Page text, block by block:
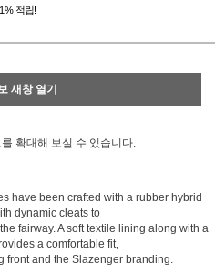
적립!
새창 열기
확대해 보실 수 있습니다.
have been crafted with a rubber hybrid
dynamic cleats to
fairway. A soft textile lining along with a
a comfortable fit,
front and the Slazenger branding.